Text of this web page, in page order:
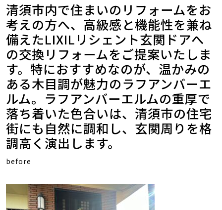
清須市内で住まいのリフォームをお
考えの方へ、高級感と機能性を兼ね
備えたLIXILリシェント玄関ドアへ
の交換リフォームをご提案いたしま
す。特におすすめなのが、温かみの
ある木目調が魅力のラフアンバーエ
ルム。ラフアンバーエルムの重厚で
落ち着いた色合いは、清須市の住宅
街にも自然に調和し、玄関周りを格
調高く演出します。
before